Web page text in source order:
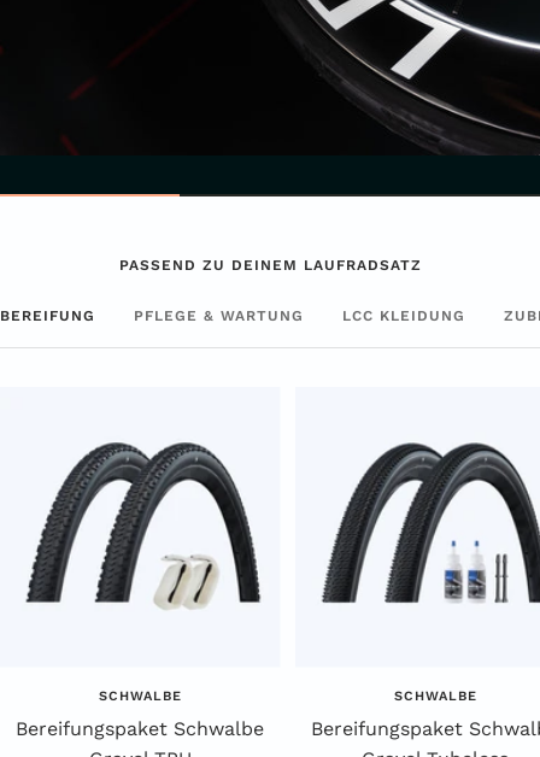
PASSEND ZU DEINEM LAUFRADSATZ
BEREIFUNG PFLEGE & WARTUNG LCC KLEIDUNG
SCHWALBE
Bereifungspaket Schwalbe
SCHWALBE
Bereifungspaket